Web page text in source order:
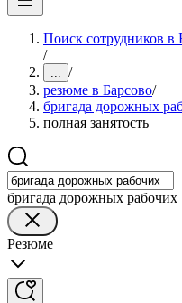
Поиск сотрудников в
/
... /
резюме в Барсово/
бригада дорожных
полная занятость
бригада дорожных рабочих
Резюме